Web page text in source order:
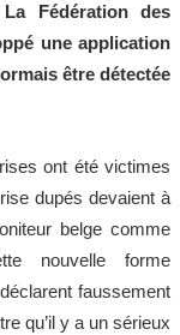
Fédération des
une application
être détectée
ont été victimes
dupés devaient à
belge comme
nouvelle forme
faussement
qu’il y a un sérieux